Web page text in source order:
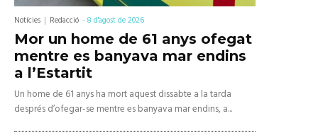
Notícies Redacció -8 d'agost de 2026
Mor un home de 61 anys ofegat
mentre es banyava mar endins
a l’Estartit
Un home de 61 anys ha mort aquest dissabte a la tarda
després d’ofegar-se mentre es banyava mar endins, a...